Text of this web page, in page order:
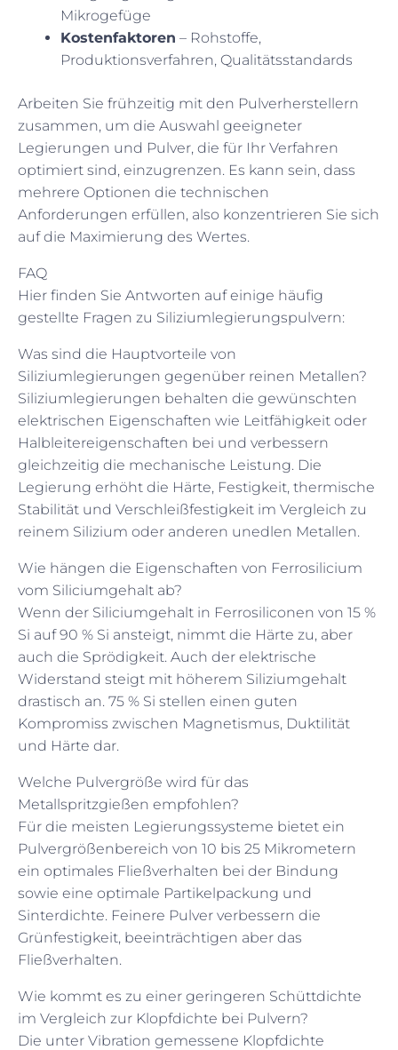
Mikrogefüge
Kostenfaktoren – Rohstoffe,
Produktionsverfahren, Qualitätsstandards
Arbeiten Sie frühzeitig mit den Pulverherstellern
zusammen, um die Auswahl geeigneter
Legierungen und Pulver, die für Ihr Verfahren
optimiert sind, einzugrenzen. Es kann sein, dass
mehrere Optionen die technischen
Anforderungen erfüllen, also konzentrieren Sie sich
auf die Maximierung des Wertes.
FAQ
Hier finden Sie Antworten auf einige häufig
gestellte Fragen zu Siliziumlegierungspulvern:
Was sind die Hauptvorteile von
Siliziumlegierungen gegenüber reinen Metallen?
Siliziumlegierungen behalten die gewünschten
elektrischen Eigenschaften wie Leitfähigkeit oder
Halbleitereigenschaften bei und verbessern
gleichzeitig die mechanische Leistung. Die
Legierung erhöht die Härte, Festigkeit, thermische
Stabilität und Verschleißfestigkeit im Vergleich zu
reinem Silizium oder anderen unedlen Metallen.
Wie hängen die Eigenschaften von Ferrosilicium
vom Siliciumgehalt ab?
Wenn der Siliciumgehalt in Ferrosiliconen von 15 %
Si auf 90 % Si ansteigt, nimmt die Härte zu, aber
auch die Sprödigkeit. Auch der elektrische
Widerstand steigt mit höherem Siliziumgehalt
drastisch an. 75 % Si stellen einen guten
Kompromiss zwischen Magnetismus, Duktilität
und Härte dar.
Welche Pulvergröße wird für das
Metallspritzgießen empfohlen?
Für die meisten Legierungssysteme bietet ein
Pulvergrößenbereich von 10 bis 25 Mikrometern
ein optimales Fließverhalten bei der Bindung
sowie eine optimale Partikelpackung und
Sinterdichte. Feinere Pulver verbessern die
Grünfestigkeit, beeinträchtigen aber das
Fließverhalten.
Wie kommt es zu einer geringeren Schüttdichte
im Vergleich zur Klopfdichte bei Pulvern?
Die unter Vibration gemessene Klopfdichte